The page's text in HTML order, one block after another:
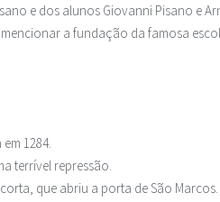
e dos alunos Giovanni Pisano e
a fundação da famosa
1284.
terrível repressão.
que abriu a porta de São Marcos.